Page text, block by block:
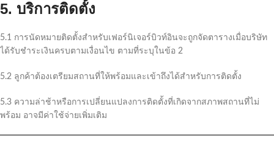
5. บริการติดตั้ง
5.1 การนัดหมายติดตั้งสำหรับเฟอร์นิเจอร์บิวท์อินจะถูกจัดตารางเมื่อบริษัท
ได้รับชำระเงินครบตามเงื่อนไข ตามที่ระบุในข้อ 2
5.2 ลูกค้าต้องเตรียมสถานที่ให้พร้อมและเข้าถึงได้สำหรับการติดตั้ง
5.3 ความล่าช้าหรือการเปลี่ยนแปลงการติดตั้งที่เกิดจากสภาพสถานที่ไม่
พร้อม อาจมีค่าใช้จ่ายเพิ่มเติม